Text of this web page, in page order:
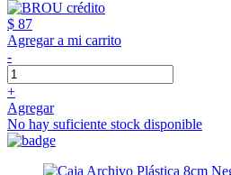
$ 87
Agregar a mi carrito
-
+
Agregar
No hay suficiente stock disponible